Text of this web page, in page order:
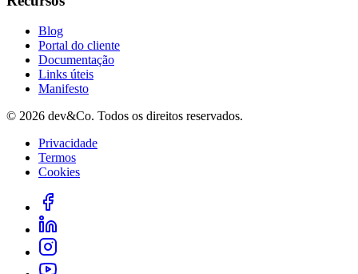
Blog
Portal do cliente
Documentação
Links úteis
Manifesto
© 2026 dev&Co. Todos os direitos reservados.
Privacidade
Termos
Cookies